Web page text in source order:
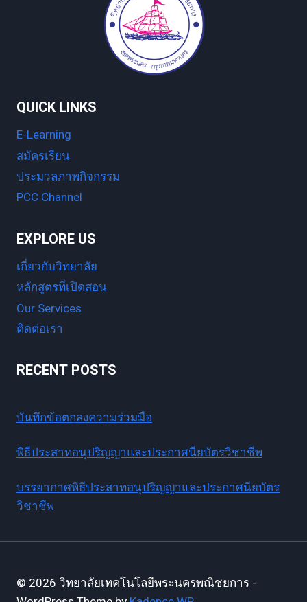
QUICK LINKS
E-Learning
สมัครเรียน
ประมวลภาพกิจกรรม
PCC Channel
EXPLORE US
เกี่ยวกับวิทยาลัย
หลักสูตรที่เปิดสอน
Our Services
ติดต่อเรา
RECENT POSTS
บันทึกข้อตกลงความร่วมมือ
พิธีประสาทอนุปริญญาและประกาศนียบัตรวิชาชีพ
บรรยากาศพิธีประสาทอนุปริญญาและประกาศนียบัตร
วิชาชีพ
© 2026 วิทยาลัยเทคโนโลยีพระนครพณิชยการ -